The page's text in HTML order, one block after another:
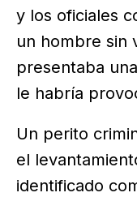
y los oficiales
un hombre sin
presentaba
le habría
Un perito
el
identificado